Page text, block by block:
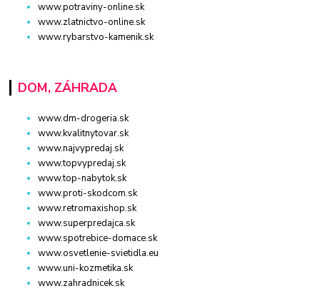
www.potraviny-online.sk
www.zlatnictvo-online.sk
www.rybarstvo-kamenik.sk
DOM, ZÁHRADA
www.dm-drogeria.sk
www.kvalitnytovar.sk
www.najvypredaj.sk
www.topvypredaj.sk
www.top-nabytok.sk
www.proti-skodcom.sk
www.retromaxishop.sk
www.superpredajca.sk
www.spotrebice-domace.sk
www.osvetlenie-svietidla.eu
www.uni-kozmetika.sk
www.zahradnicek.sk